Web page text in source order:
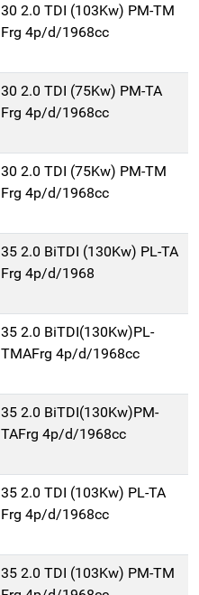
30 2.0 TDI (103Kw) PM-TM
Frg 4p/d/1968cc
30 2.0 TDI (75Kw) PM-TA
Frg 4p/d/1968cc
30 2.0 TDI (75Kw) PM-TM
Frg 4p/d/1968cc
35 2.0 BiTDI (130Kw) PL-TA
Frg 4p/d/1968
35 2.0 BiTDI(130Kw)PL-
TMAFrg 4p/d/1968cc
35 2.0 BiTDI(130Kw)PM-
TAFrg 4p/d/1968cc
35 2.0 TDI (103Kw) PL-TA
Frg 4p/d/1968cc
35 2.0 TDI (103Kw) PM-TM